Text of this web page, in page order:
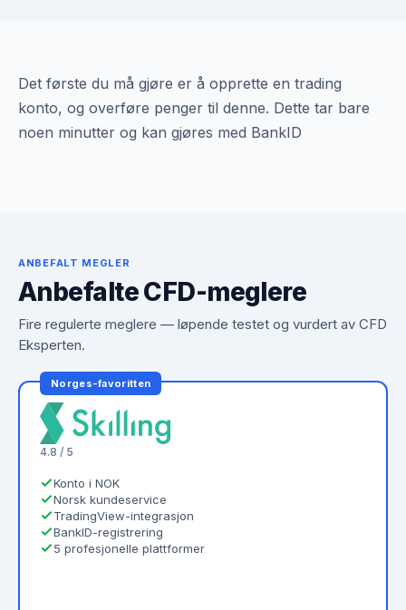
Det første du må gjøre er å opprette en trading
konto, og overføre penger til denne. Dette tar bare
noen minutter og kan gjøres med BankID
ANBEFALT MEGLER
Anbefalte CFD-meglere
Fire regulerte meglere — løpende testet og vurdert av CFD
Eksperten.
Norges-favoritten
4.8 / 5
Konto i NOK
Norsk kundeservice
TradingView-integrasjon
BankID-registrering
5 profesjonelle plattformer